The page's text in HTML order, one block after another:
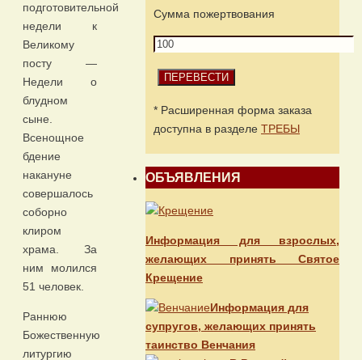
подготовительной
недели к
Великому
посту —
Недели о
блудном
сыне.
Всенощное
бдение
накануне
совершалось
соборно
клиром
храма. За
ним молился
51 человек.
Раннюю
Божественную
литургию
Сумма пожертвования
* Расширенная форма заказа
доступна в разделе ТРЕБЫ
ОБЪЯВЛЕНИЯ
Информация для взрослых,
желающих принять Святое
Крещение
Информация для
супругов, желающих принять
таинство Венчания